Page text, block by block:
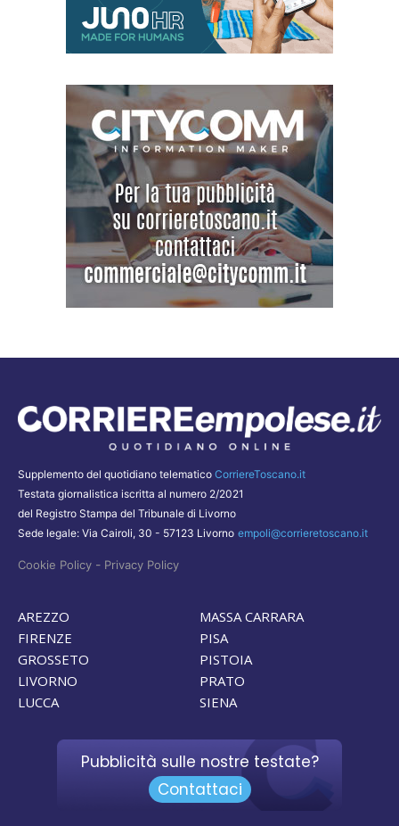
Supplemento del quotidiano telematico CorriereToscano.it
Testata giornalistica iscritta al numero 2/2021
del Registro Stampa del Tribunale di Livorno
Sede legale: Via Cairoli, 30 - 57123 Livorno empoli@corrieretoscano.it
Cookie Policy - Privacy Policy
AREZZO
FIRENZE
GROSSETO
LIVORNO
LUCCA
MASSA CARRARA
PISA
PISTOIA
PRATO
SIENA
Pubblicità sulle nostre testate?
Contattaci